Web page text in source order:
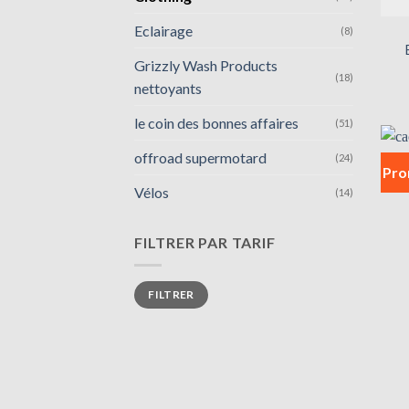
Eclairage (8)
Grizzly Wash Products
nettoyants
(18)
le coin des bonnes affaires (51)
offroad supermotard (24)
Vélos (14)
FILTRER PAR TARIF
Prix
min
Prix
maxFILTRER